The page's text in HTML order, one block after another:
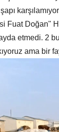
Fuat Doğan"
etmedi. 2
ama bir